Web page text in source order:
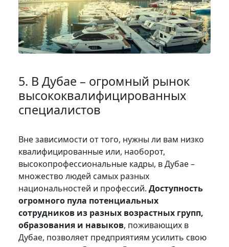
5. В Дубае – огромный рынок
высококвалифицированных
специалистов
Вне зависимости от того, нужны ли вам низко
квалифицированные или, наоборот,
высокопрофессиональные кадры, в Дубае –
множество людей самых разных
национальностей и профессий. Доступность
огромного пула потенциальных
сотрудников из разных возрастных групп,
образования и навыков, поживающих в
Дубае, позволяет предприятиям усилить свою